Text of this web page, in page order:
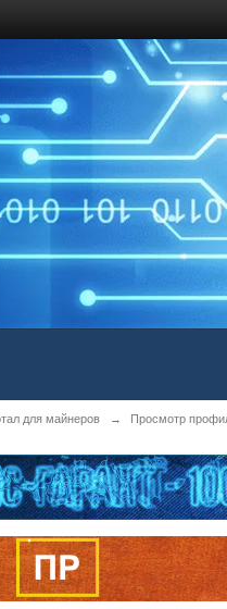
для майнеров → Просмотр